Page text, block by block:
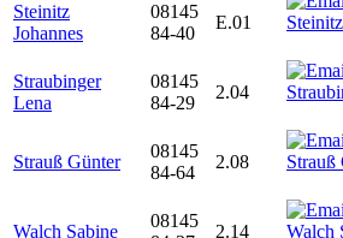
Steinitz
Johannes
08145
84-40
E.01
Straubinger
Lena
08145
84-29
2.04
Strauß Günter
08145
84-64
2.08
Walch Sabine
08145
2.14